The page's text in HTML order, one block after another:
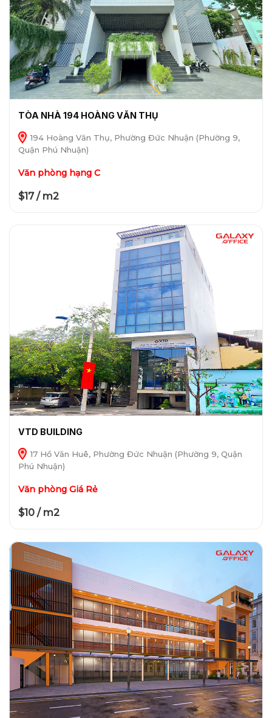
TÒA NHÀ 194 HOÀNG VĂN THỤ
194 Hoàng Văn Thụ, Phường Đức Nhuận (Phường 9,
Quận Phú Nhuận)
Văn phòng hạng C
$17 / m2
VTD BUILDING
17 Hồ Văn Huê, Phường Đức Nhuận (Phường 9, Quận
Phú Nhuận)
Văn phòng Giá Rẻ
$10 / m2